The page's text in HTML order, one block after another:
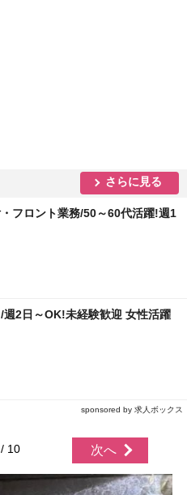
さらに見る
フロント業務/50～60代活躍!週1
2日～OK!未経験歓迎 女性活躍
sponsored by 求人ボックス
10 次へ